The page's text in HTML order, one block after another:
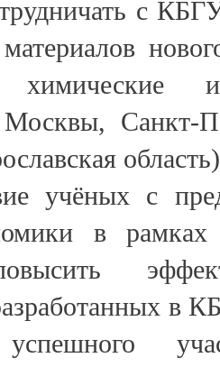
с
химические
Санкт-
учёных с
в
в